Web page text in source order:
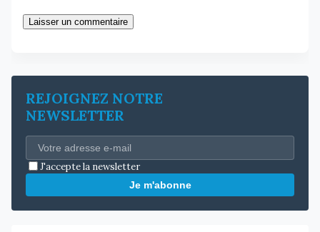
Laisser un commentaire
REJOIGNEZ NOTRE
NEWSLETTER
J'accepte la newsletter
Je m'abonne